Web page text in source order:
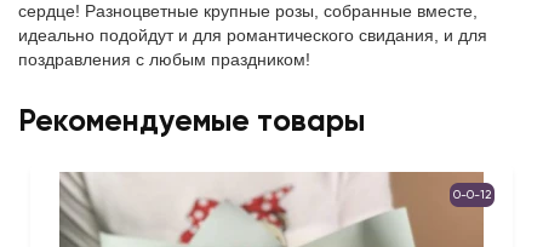
сердце! Разноцветные крупные розы, собранные вместе,
идеально подойдут и для романтического свидания, и для
поздравления с любым праздником!
Рекомендуемые товары
0-0-12